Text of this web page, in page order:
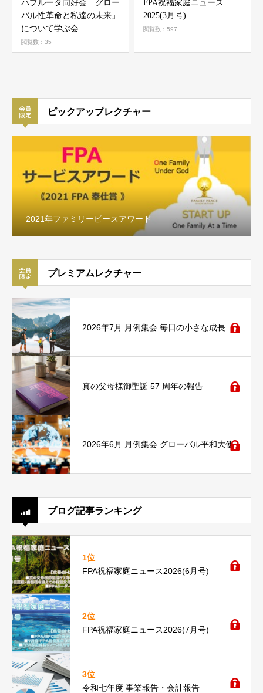
ハブルータ同好会「グロー
バル性革命と私達の未来」
について学ぶ会
閲覧数：35
FPA祝福家庭ニュース
2025(3月号)
閲覧数：597
ピックアップレクチャー
2021年ファミリーピースアワード
プレミアムレクチャー
2026年7月 月例集会 毎日の小さな成長
真の父母様御聖誕 57 周年の報告
2026年6月 月例集会 グローバル平和大使
ブログ記事ランキング
1位
FPA祝福家庭ニュース2026(6月号)
2位
FPA祝福家庭ニュース2026(7月号)
3位
令和七年度 事業報告・会計報告